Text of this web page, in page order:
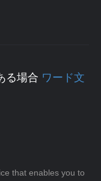
る場合 ワード文
that enables you to